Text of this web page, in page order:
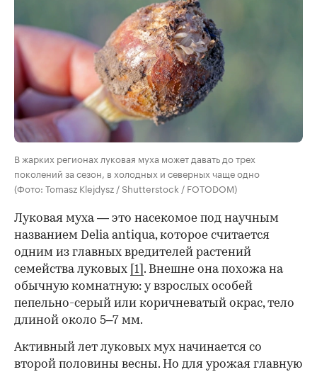
В жарких регионах луковая муха может давать до трех
поколений за сезон, в холодных и северных чаще одно
(Фото: Tomasz Klejdysz / Shutterstock / FOTODOM)
00:00
Луковая муха — это насекомое под научным
названием Delia antiqua, которое считается
одним из главных вредителей растений
семейства луковых [1] . Внешне она похожа на
обычную комнатную: у взрослых особей
пепельно-серый или коричневатый окрас, тело
длиной около 5–7 мм.
Активный лет луковых мух начинается со
второй половины весны. Но для урожая главную